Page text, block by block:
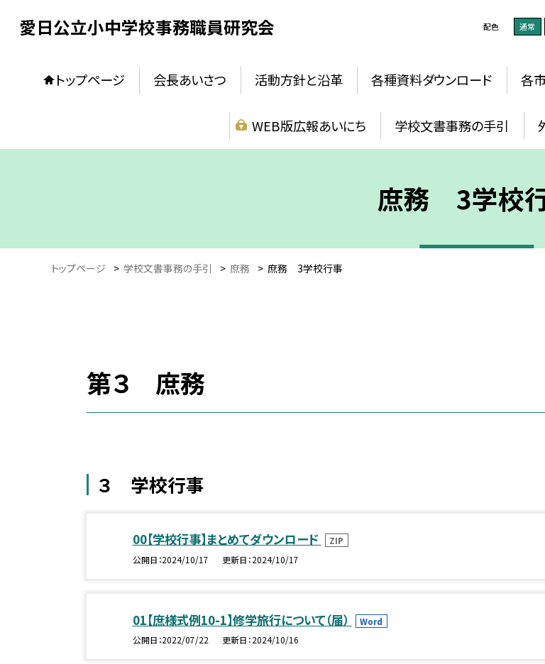
愛日公立小中学校事務職員研究会 配色 通常
トップページ 会長あいさつ 活動方針と沿革 各種資料ダウンロード 各
WEB版広報あいにち 学校文書事務の手引
庶務 3学校
トップページ > 学校文書事務の手引 > 庶務 > 庶務 3学校行事
第３ 庶務
３ 学校行事
00【学校行事】まとめてダウンロード
ZIP
公開日 2024/10/17 更新日 2024/10/17
01【庶様式例10-1】修学旅行について（届）
Word
公開日 2022/07/22 更新日 2024/10/16